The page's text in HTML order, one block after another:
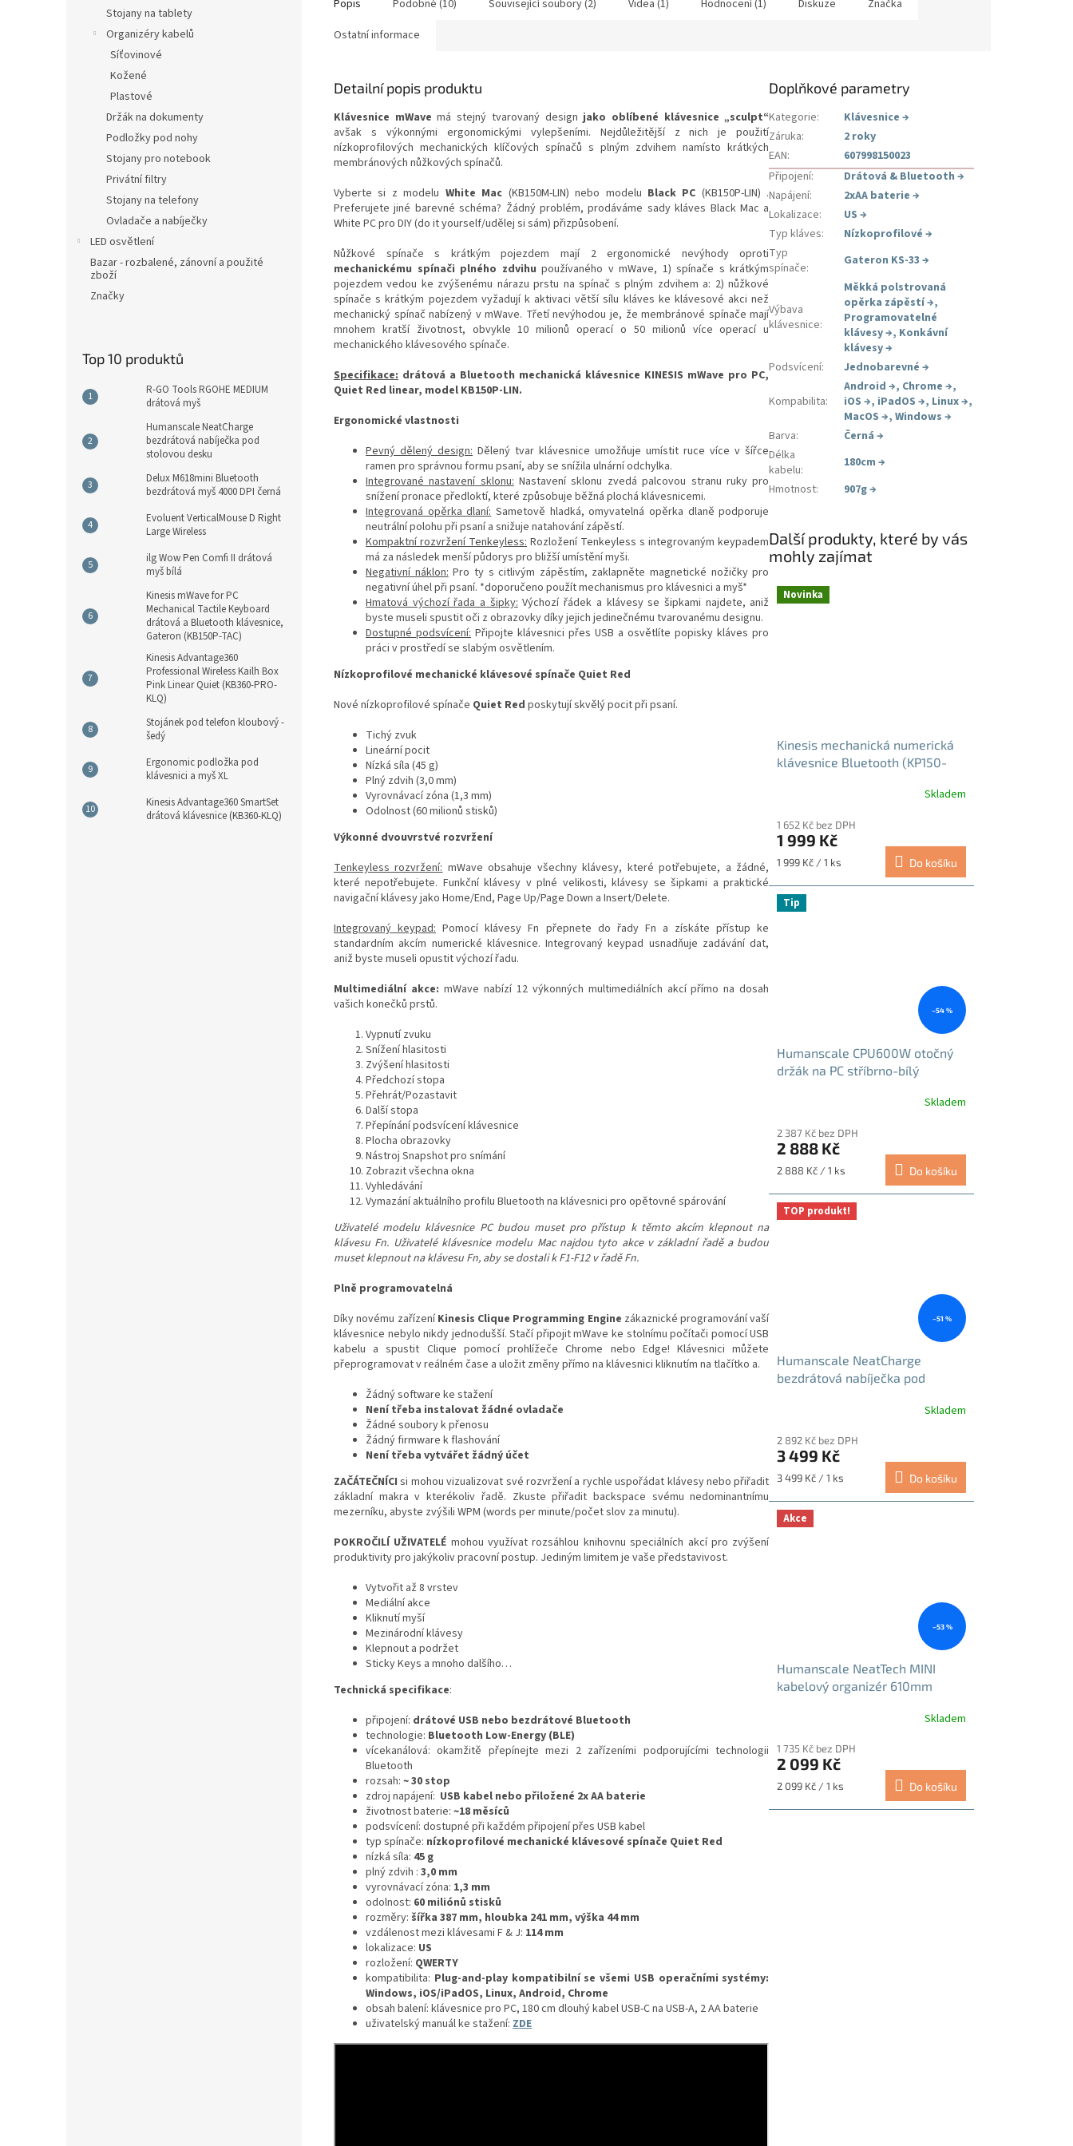
Stojany na tablety
Organizéry kabelů
Síťovinové
Kožené
Plastové
Držák na dokumenty
Podložky pod nohy
Stojany pro notebook
Privátní filtry
Stojany na telefony
Ovladače a nabíječky
LED osvětlení
Bazar - rozbalené, zánovní a použité
zboží
Značky
Top 10 produktů
R-GO Tools RGOHE MEDIUM
drátová myš
Humanscale NeatCharge
bezdrátová nabíječka pod
stolovou desku
Delux M618mini Bluetooth
bezdrátová myš 4000 DPI černá
Evoluent VerticalMouse D Right
Large Wireless
ilg Wow Pen Comfi II drátová
myš bílá
Kinesis mWave for PC
Mechanical Tactile Keyboard
drátová a Bluetooth klávesnice,
Gateron (KB150P-TAC)
Kinesis Advantage360
Professional Wireless Kailh Box
Pink Linear Quiet (KB360-PRO-
KLQ)
Stojánek pod telefon kloubový -
šedý
Ergonomic podložka pod
klávesnici a myš XL
Kinesis Advantage360 SmartSet
drátová klávesnice (KB360-KLQ)
Popis Podobné (10) Související soubory (2) Videa (1) Hodnocení (1) Diskuze
Značka
Ostatní informace
Detailní popis produktu
Klávesnice mWave má stejný tvarovaný designjako oblíbené klávesnice „sculpt“
avšak s výkonnými ergonomickými vylepšeními. Nejdůležitější z nich je použití
nízkoprofilových mechanických klíčových spínačů s plným zdvihem namísto krátkých
membránových nůžkových spínačů.
Vyberte si z modelu White Mac (KB150M-LIN) nebo modelu Black PC (KB150P-LIN) .
Preferujete jiné barevné schéma? Žádný problém, prodáváme sady kláves Black Mac a
White PC pro DIY (do it yourself/udělej si sám) přizpůsobení.
Nůžkové spínače s krátkým pojezdem mají 2 ergonomické nevýhody oproti
mechanickému spínači plného zdvihu používaného v mWave, 1) spínače s krátkým
pojezdem vedou ke zvýšenému nárazu prstu na spínač s plným zdvihem a: 2) nůžkové
spínače s krátkým pojezdem vyžadují k aktivaci větší sílu kláves ke klávesové akci než
mechanický spínač nabízený v mWave. Třetí nevýhodou je, že membránové spínače mají
mnohem kratší životnost, obvykle 10 milionů operací o 50 milionů více operací u
mechanického klávesového spínače.
Specifikace: drátová a Bluetooth mechanická klávesnice KINESIS mWave pro PC,
Quiet Red linear, model KB150P-LIN.
Ergonomické vlastnosti
Pevný dělený design: Dělený tvar klávesnice umožňuje umístit ruce více v šířce
ramen pro správnou formu psaní, aby se snížila ulnární odchylka.
Integrované nastavení sklonu:Nastavení sklonu zvedá palcovou stranu ruky pro
snížení pronace předloktí, které způsobuje běžná plochá klávesnicemi.
Integrovaná opěrka dlaní:Sametově hladká, omyvatelná opěrka dlaně podporuje
neutrální polohu při psaní a snižuje natahování zápěstí.
Kompaktní rozvržení Tenkeyless: Rozložení Tenkeyless s integrovaným keypadem
má za následek menší půdorys pro bližší umístění myši.
Negativní náklon:Pro ty s citlivým zápěstím, zaklapněte magnetické nožičky pro
negativní úhel při psaní. *doporučeno použít mechanismus pro klávesnici a myš*
Hmatová výchozí řada a šipky:Výchozí řádek a klávesy se šipkami najdete, aniž
byste museli spustit oči z obrazovky díky jejich jedinečnému tvarovanému designu.
Dostupné podsvícení: Připojte klávesnici přes USB a osvětlíte popisky kláves pro
práci v prostředí se slabým osvětlením.
Nízkoprofilové mechanické klávesové spínače Quiet Red
Nové nízkoprofilové spínače Quiet Red poskytují skvělý pocit při psaní.
Tichý zvuk
Lineární pocit
Nízká síla (45 g)
Plný zdvih (3,0 mm)
Vyrovnávací zóna (1,3 mm)
Odolnost (60 milionů stisků)
Výkonné dvouvrstvé rozvržení
Tenkeyless rozvržení:mWave obsahuje všechny klávesy, které potřebujete, a žádné,
které nepotřebujete. Funkční klávesy v plné velikosti, klávesy se šipkami a praktické
navigační klávesy jako Home/End, Page Up/Page Down a Insert/Delete.
Integrovaný keypad: Pomocí klávesy Fn přepnete do řady Fn a získáte přístup ke
standardním akcím numerické klávesnice. Integrovaný keypad usnadňuje zadávání dat,
aniž byste museli opustit výchozí řadu.
Multimediální akce: mWave nabízí 12 výkonných multimediálních akcí přímo na dosah
vašich konečků prstů.
Vypnutí zvuku
Snížení hlasitosti
Zvýšení hlasitosti
Předchozí stopa
Přehrát/Pozastavit
Další stopa
Přepínání podsvícení klávesnice
Plocha obrazovky
Nástroj Snapshot pro snímání
Zobrazit všechna okna
Vyhledávání
Vymazání aktuálního profilu Bluetooth na klávesnici pro opětovné spárování
Uživatelé modelu klávesnice PC budou muset pro přístup k těmto akcím klepnout na
klávesu Fn. Uživatelé klávesnice modelu Mac najdou tyto akce v základní řadě a budou
muset klepnout na klávesu Fn, aby se dostali k F1-F12 v řadě Fn.
Plně programovatelná
Díky novému zařízeníKinesis Clique Programming Engine zákaznické programování vaší
klávesnice nebylo nikdy jednodušší. Stačí připojit mWave ke stolnímu počítači pomocí USB
kabelu a spustit Clique pomocí prohlížeče Chrome nebo Edge! Klávesnici můžete
přeprogramovat v reálném čase a uložit změny přímo na klávesnici kliknutím na tlačítko a.
Žádný software ke stažení
Není třeba instalovat žádné ovladače
Žádné soubory k přenosu
Žádný firmware k flashování
Není třeba vytvářet žádný účet
ZAČÁTEČNÍCI si mohou vizualizovat své rozvržení a rychle uspořádat klávesy nebo přiřadit
základní makra v kterékoliv řadě. Zkuste přiřadit backspace svému nedominantnímu
mezerníku, abyste zvýšili WPM (words per minute/počet slov za minutu).
POKROČILÍ UŽIVATELÉ mohou využívat rozsáhlou knihovnu speciálních akcí pro zvýšení
produktivity pro jakýkoliv pracovní postup. Jediným limitem je vaše představivost.
Vytvořit až 8 vrstev
Mediální akce
Kliknutí myší
Mezinárodní klávesy
Klepnout a podržet
Sticky Keys a mnoho dalšího…
Technická specifikace:
připojení: drátové USB nebo bezdrátové Bluetooth
technologie: Bluetooth Low-Energy (BLE)
vícekanálová: okamžitě přepínejte mezi 2 zařízeními podporujícími technologii
Bluetooth
rozsah: ~ 30 stop
zdroj napájení: USB kabel nebo přiložené 2x AA baterie
životnost baterie: ~18 měsíců
podsvícení: dostupné při každém připojení přes USB kabel
typ spínače: nízkoprofilové mechanické klávesové spínače Quiet Red
nízká síla: 45 g
plný zdvih : 3,0 mm
vyrovnávací zóna: 1,3 mm
odolnost: 60 miliónů stisků
rozměry: šířka 387 mm, hloubka 241 mm, výška 44 mm
vzdálenost mezi klávesami F & J: 114 mm
lokalizace: US
rozložení: QWERTY
kompatibilita: Plug-and-play kompatibilní se všemi USB operačními systémy:
Windows, iOS/iPadOS, Linux, Android, Chrome
obsah balení: klávesnice pro PC, 180 cm dlouhý kabel USB-C na USB-A, 2 AA baterie
uživatelský manuál ke stažení: ZDE
Doplňkové parametry
Kategorie: Klávesnice →
Záruka:
2 roky
EAN:
607998150023
Připojení: Drátová & Bluetooth →
Napájení: 2xAA baterie →
Lokalizace: US →
Typ kláves: Nízkoprofilové →
Typ
spínače: Gateron KS-33 →
Výbava
klávesnice:
Měkká polstrovaná
opěrka zápěstí→,
Programovatelné
klávesy→, Konkávní
klávesy→
Podsvícení: Jednobarevné →
Kompabilita:
Android →, Chrome →,
iOS →, iPadOS →, Linux→,
MacOS →,Windows →
Barva: Černá →
Délka
kabelu: 180cm →
Hmotnost: 907g→
Další produkty, které by vás
mohly zajímat
Novinka
Kinesis mechanická numerická
klávesnice Bluetooth (KP150-
Skladem
1 652 Kč bez DPH
1 999 Kč
Měrná
1 999 Kč / 1 ks Do košíku
Tip
–54 %
Humanscale CPU600W otočný
držák na PC stříbrno-bílý
Skladem
2 387 Kč bez DPH
2 888 Kč
Měrná
2 888 Kč / 1 ks Do košíku
TOP produkt!
–51 %
Humanscale NeatCharge
bezdrátová nabíječka pod
Skladem
2 892 Kč bez DPH
3 499 Kč
Měrná
3 499 Kč / 1 ks Do košíku
Akce
–53 %
Humanscale NeatTech MINI
kabelový organizér 610mm
Skladem
1 735 Kč bez DPH
2 099 Kč
Měrná
2 099 Kč / 1 ks Do košíku